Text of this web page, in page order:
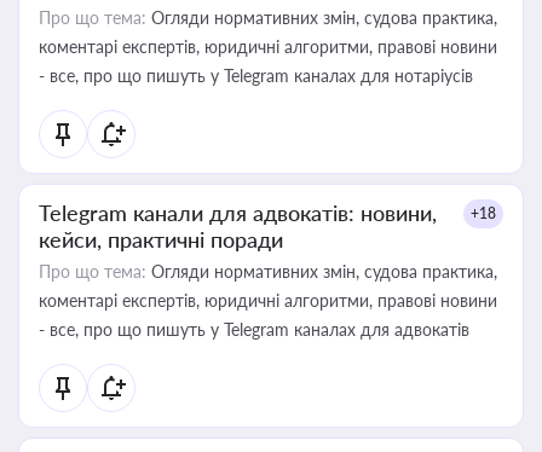
Про що тема: Огляди нормативних змін, судова практика,
коментарі експертів, юридичні алгоритми, правові новини
- все, про що пишуть у Telegram каналах для нотаріусів
Telegram канали для адвокатів: новини,
кейси, практичні поради
+18
Про що тема: Огляди нормативних змін, судова практика,
коментарі експертів, юридичні алгоритми, правові новини
- все, про що пишуть у Telegram каналах для адвокатів